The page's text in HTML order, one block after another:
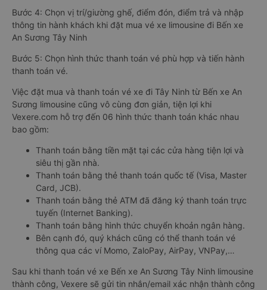
Bước 4: Chọn vị trí/giường ghế, điểm đón, điểm trả và nhập
thông tin hành khách khi đặt mua vé xe limousine đi Bến xe
An Sương Tây Ninh
Bước 5: Chọn hình thức thanh toán vé phù hợp và tiến hành
thanh toán vé.
Việc đặt mua và thanh toán vé xe đi Tây Ninh từ Bến xe An
Sương limousine cũng vô cùng đơn giản, tiện lợi khi
Vexere.com hỗ trợ đến 06 hình thức thanh toán khác nhau
bao gồm:
Thanh toán bằng tiền mặt tại các cửa hàng tiện lợi và
siêu thị gần nhà.
Thanh toán bằng thẻ thanh toán quốc tế (Visa, Master
Card, JCB).
Thanh toán bằng thẻ ATM đã đăng ký thanh toán trực
tuyến (Internet Banking).
Thanh toán bằng hình thức chuyển khoản ngân hàng.
Bên cạnh đó, quý khách cũng có thể thanh toán vé
thông qua các ví Momo, ZaloPay, AirPay, VNPay,…
Sau khi thanh toán vé xe Bến xe An Sương Tây Ninh limousine
thành công, Vexere sẽ gửi tin nhắn/email xác nhận thành công